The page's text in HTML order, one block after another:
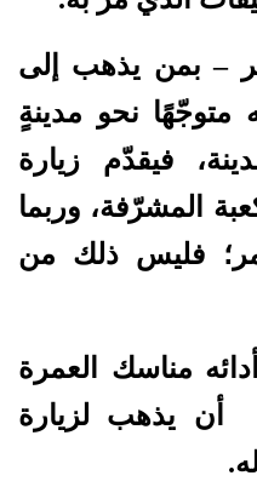
– بمن يذهب إلى
متوجّهًا نحو مدينةٍ
فيقدّم زيارة
المشرّفة، وربما
فليس ذلك من
مناسك العمرة
يذهب لزيارة